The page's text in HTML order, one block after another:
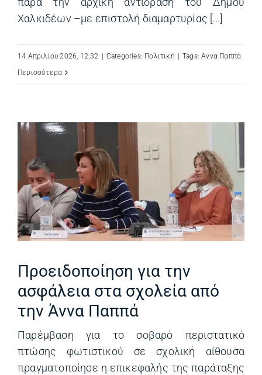
Χαλκιδέων –με επιστολή διαμαρτυρίας [...]
14 Απριλίου 2026, 12:32 | Categories: Πολιτική | Tags:Άννα Παππά
Περισσότερα
Προειδοποίηση για την
ασφάλεια στα σχολεία από
την Άννα Παππά
Παρέμβαση για το σοβαρό περιστατικό
πτώσης φωτιστικού σε σχολική αίθουσα
πραγματοποίησε η επικεφαλής της παράταξης